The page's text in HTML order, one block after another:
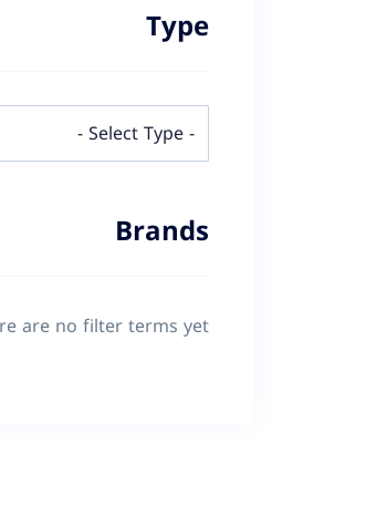
Type
Brands
are no filter terms yet